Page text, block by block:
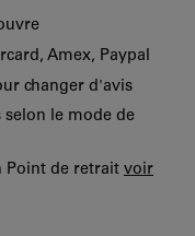
Amex, Paypal
changer d'avis
selon le mode de
Point de retrait voir